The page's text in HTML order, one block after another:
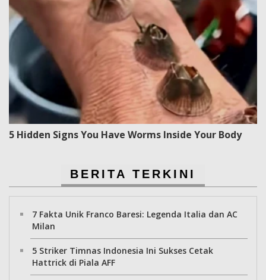
5 Hidden Signs You Have Worms Inside Your Body
BERITA TERKINI
7 Fakta Unik Franco Baresi: Legenda Italia dan AC
Milan
5 Striker Timnas Indonesia Ini Sukses Cetak
Hattrick di Piala AFF